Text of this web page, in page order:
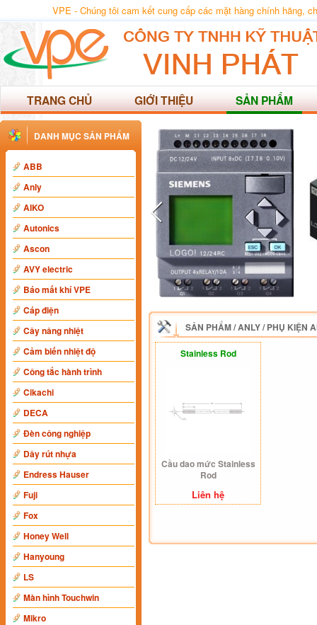
VPE - Chúng tôi cam kết cung cấp các mặt hàng chính hãng,
TRANG CHỦ GIỚI THIỆU SẢN PHẨM
DANH MỤC SẢN PHẨM
ABB
Anly
AIKO
Autonics
Ascon
AVY electric
Báo mất khí VPE
Cáp điện
Cây nâng nhiệt
Cảm biến nhiệt độ
Công tắc hành trình
Cikachi
DECA
Đèn công nghiệp
Dây rút nhựa
Endress Hauser
Fuji
Fox
Honey Well
Hanyoung
LS
Màn hình Touchwin
Mikro
SẢN PHẨM/ANLY/PHỤ KIỆN
Stainless Rod
Cầu dao mức Stainless
Rod
Liên hệ